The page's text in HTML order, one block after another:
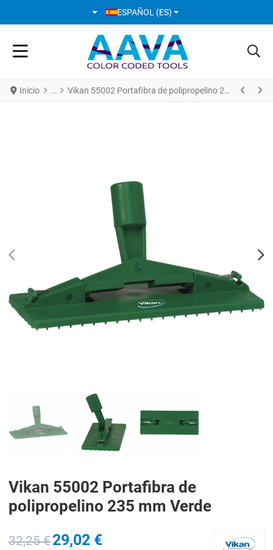
SELECCIONE SU IDIOMA
ESPAÑOL (ES)
Inicio Vikan 55002 Portafibra de polipropelino 235 mm Verde
Vikan 55002 Portafibra de
polipropelino 235 mm Verde
32,25 €29,02 €